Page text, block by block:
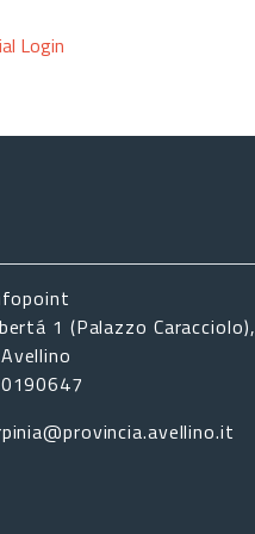
Login
1 (Palazzo Caracciolo),